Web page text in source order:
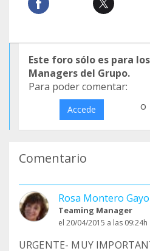
Este foro sólo es para
Managers del Grupo.
Para poder comentar:
Accede o
Comentario
Rosa Montero Gayo
Teaming Manager
el 20/04/2015 a las 09:24h
URGENTE- MUY